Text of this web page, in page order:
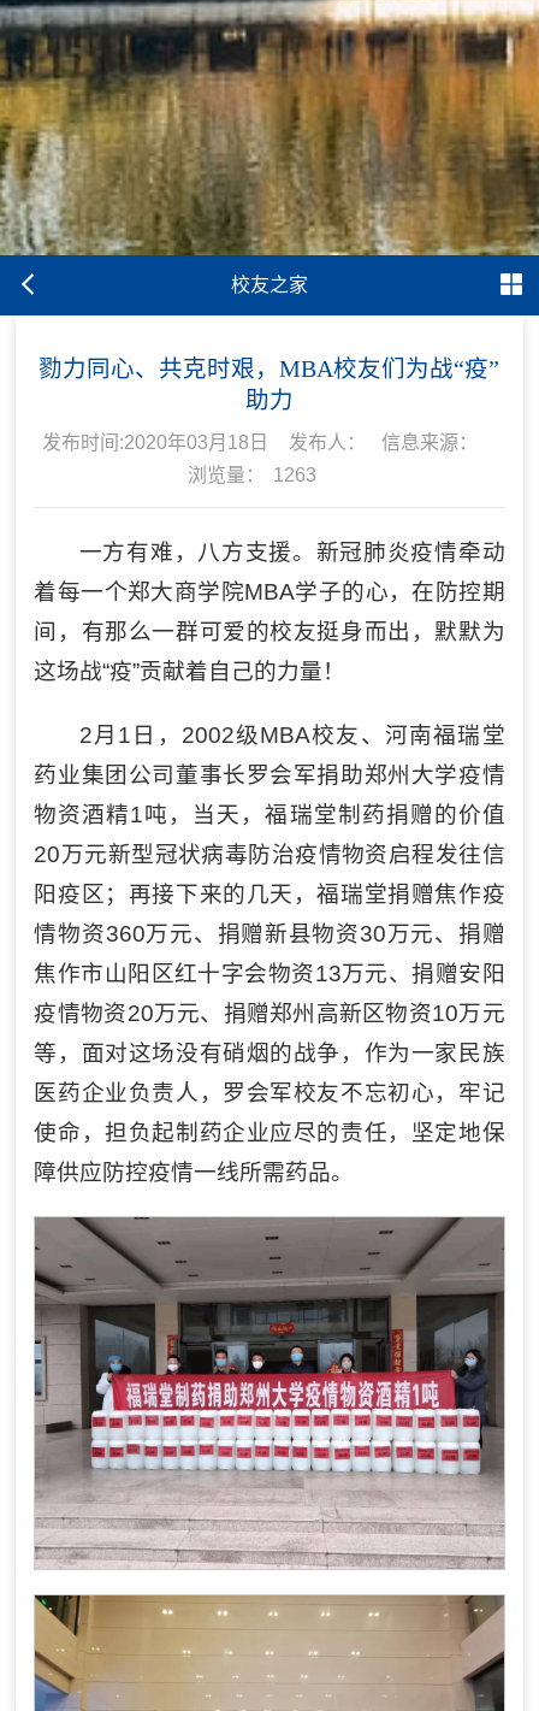
校友之家
勠力同心、共克时艰，MBA校友们为战“疫”
助力
发布时间:2020年03月18日 发布人：
信息来源：
浏览量：
1263
一方有难，八方支援。新冠肺炎疫情牵动
着每一个郑大商学院MBA学子的心，在防控期
间，有那么一群可爱的校友挺身而出，默默为
这场战“疫”贡献着自己的力量！
2月1日，2002级MBA校友、河南福瑞堂
药业集团公司董事长罗会军捐助郑州大学疫情
物资酒精1吨，当天，福瑞堂制药捐赠的价值
20万元新型冠状病毒防治疫情物资启程发往信
阳疫区；再接下来的几天，福瑞堂捐赠焦作疫
情物资360万元、捐赠新县物资30万元、捐赠
焦作市山阳区红十字会物资13万元、捐赠安阳
疫情物资20万元、捐赠郑州高新区物资10万元
等，面对这场没有硝烟的战争，作为一家民族
医药企业负责人，罗会军校友不忘初心，牢记
使命，担负起制药企业应尽的责任，坚定地保
障供应防控疫情一线所需药品。